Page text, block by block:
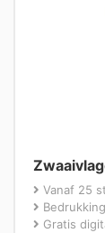
Vanaf 25
Gratis